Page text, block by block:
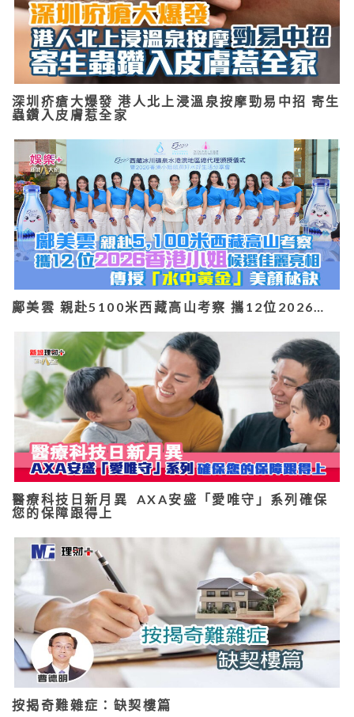
深圳疥瘡大爆發 港人北上浸溫泉按摩勁易中招 寄生
蟲鑽入皮膚惹全家
鄺美雲 親赴5100米西藏高山考察 攜12位2026…
醫療科技日新月異 AXA安盛「愛唯守」系列確保
您的保障跟得上
按揭奇難雜症：缺契樓篇